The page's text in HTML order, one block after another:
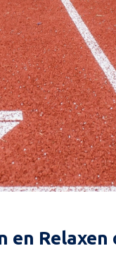
Relaxen